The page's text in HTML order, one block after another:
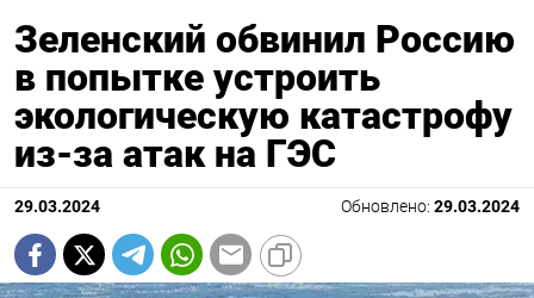
Зеленский обвинил Россию
в попытке устроить
экологическую катастрофу
из-за атак на ГЭС
29.03.2024 Обновлено: 29.03.2024